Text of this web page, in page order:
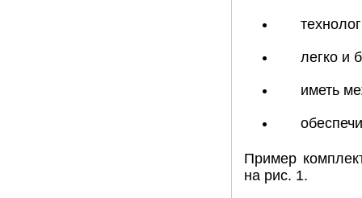
легко и
иметь
Пример
на рис. 1.